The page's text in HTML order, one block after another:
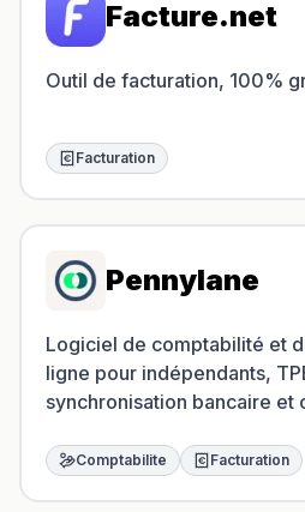
Facture.net
Outil de facturation, 100%
Facturation
Pennylane
Logiciel de comptabilité et
ligne pour indépendants,
synchronisation bancaire et
Comptabilite Facturation